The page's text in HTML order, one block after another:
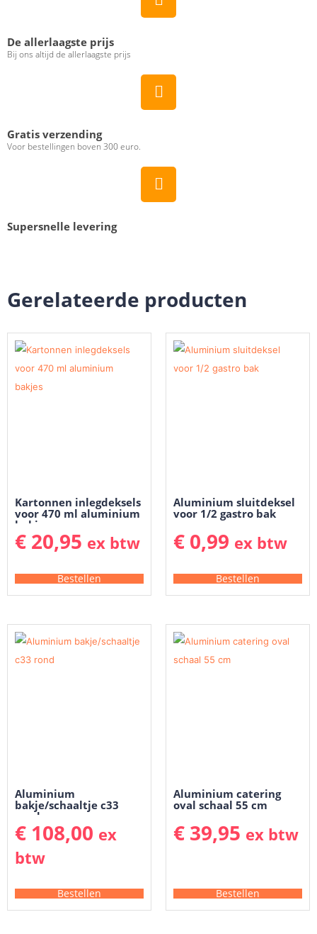
De allerlaagste prijs
Bij ons altijd de allerlaagste prijs
Gratis verzending
Voor bestellingen boven 300 euro.
Supersnelle levering
Gerelateerde producten
Kartonnen inlegdeksels
voor 470 ml aluminium
bakjes
€ 20,95 ex btw
Bestellen
Aluminium sluitdeksel
voor 1/2 gastro bak
€ 0,99 ex btw
Bestellen
Aluminium
bakje/schaaltje c33
rond
€ 108,00 ex
btw
Bestellen
Aluminium catering
oval schaal 55 cm
€ 39,95 ex btw
Bestellen